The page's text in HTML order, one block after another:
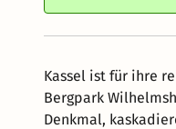
Kassel ist für ihre
Bergpark
Denkmal,